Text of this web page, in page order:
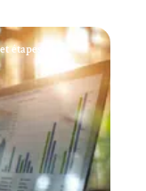
étapes